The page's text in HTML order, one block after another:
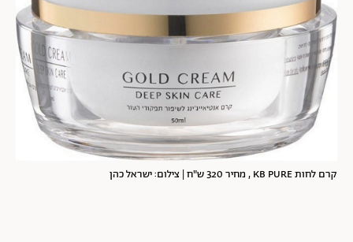
קרם לחות KB PURE , מחיר 320 ש"ח | צילום: ישראל כהן